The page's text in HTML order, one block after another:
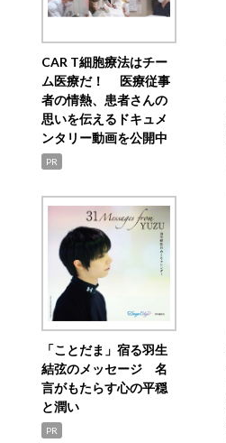
CAR T細胞療法はチー
ム医療だ！ 医療従事
者の情熱、患者さんの
思いを伝えるドキュメ
ンタリー動画を公開中
PR
「ことだま」宿る羽生
結弦のメッセージ 名
言がもたらす心の平穏
と潤い
PR